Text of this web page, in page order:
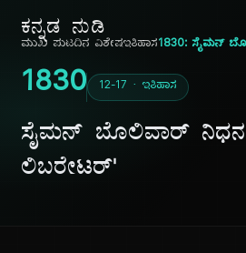
ಕನ್ನಡ ನುಡಿ
ಮುಖ ಪುಟದಿನ ವಿಶೇಷಇತಿಹಾಸ1830: ಸೈಮನ್
1830 12-17 · ಇತಿಹಾಸ
ಸೈಮನ್ ಬೊಲಿವಾರ್
ಲಿಬರೇಟರ್'